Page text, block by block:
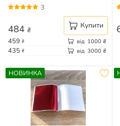
3
484 ₴ Купити
459 ₴ від 1000 ₴
435 ₴ від 3000 ₴
НОВИНКА